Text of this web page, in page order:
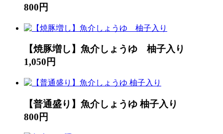
800円
【焼豚増し】魚介しょうゆ 柚子入り
1,050円
【普通盛り】魚介しょうゆ 柚子入り
800円